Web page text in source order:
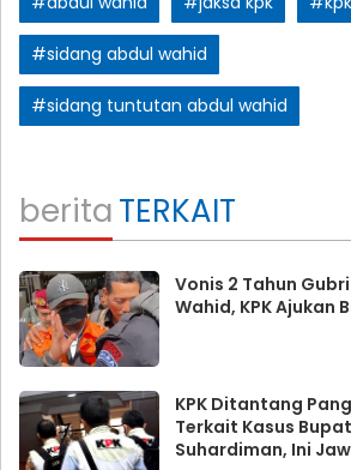
#sidang abdul wahid
#sidang tuntutan abdul wahid
beritaTERKAIT
Vonis 2 Tahun
Wahid, KPK Ajukan
KPK Ditantang
Terkait Kasus
Suhardiman, Ini